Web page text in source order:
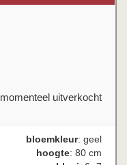
momenteel uitverkocht
bloemkleur: geel
hoogte: 80 cm